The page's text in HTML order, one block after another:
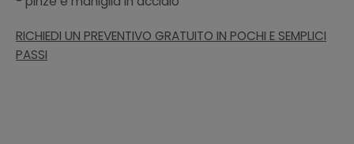
RICHIEDI UN PREVENTIVO GRATUITO IN POCHI E SEMPLICI
PASSI